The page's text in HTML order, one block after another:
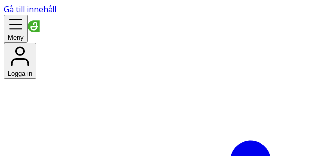
Gå till innehåll
Meny
Logga in